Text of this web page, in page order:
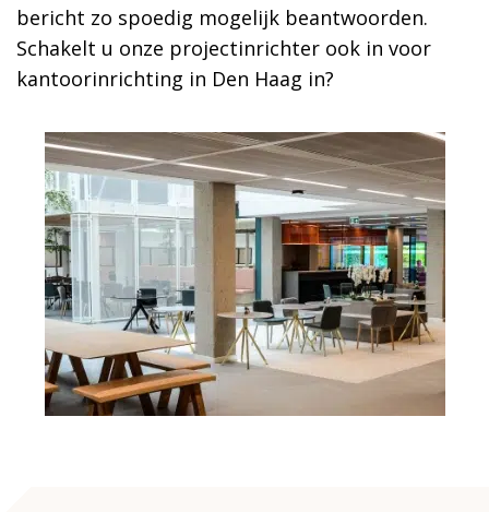
bericht zo spoedig mogelijk beantwoorden.
Schakelt u onze projectinrichter ook in voor
kantoorinrichting in Den Haag in?